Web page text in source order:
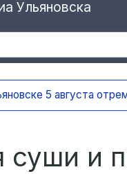
Ульяновска
суши и